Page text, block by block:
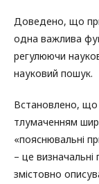
Доведено, що
одна важлива
регулюючи
науковий пошук.
Встановлено, що
тлумаченням
«пояснювальні
– це
змістовно